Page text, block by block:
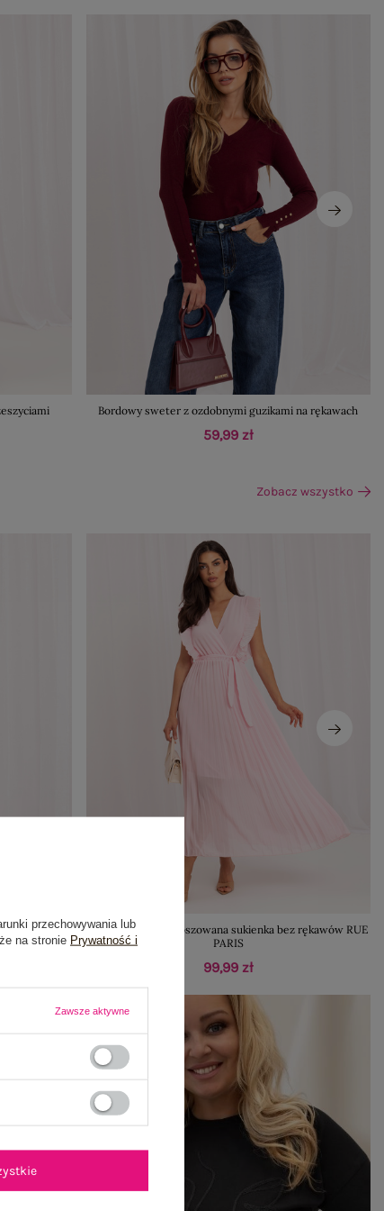
Bordowy sweter z ozdobnymi guzikami na rękawach
59,99 zł
Zobacz wszystko
Jasnoróżowa rozkloszowana sukienka bez rękawów RUE
PARIS
99,99 zł
przechowywania lub
na stronie Prywatność i
Zawsze aktywne